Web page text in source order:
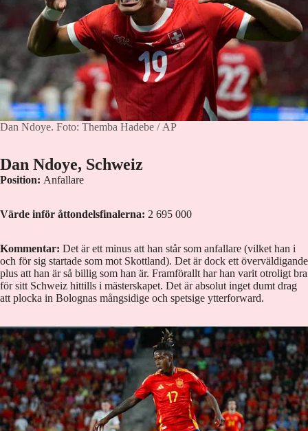
Dan Ndoye. Foto: Themba Hadebe / AP
Dan Ndoye, Schweiz
Position: Anfallare
Värde inför åttondelsfinalerna: 2 695 000
Kommentar: Det är ett minus att han står som anfallare (vilket han i
och för sig startade som mot Skottland). Det är dock ett överväldigande
plus att han är så billig som han är. Framförallt har han varit otroligt bra
för sitt Schweiz hittills i mästerskapet. Det är absolut inget dumt drag
att plocka in Bolognas mångsidige och spetsige ytterforward.